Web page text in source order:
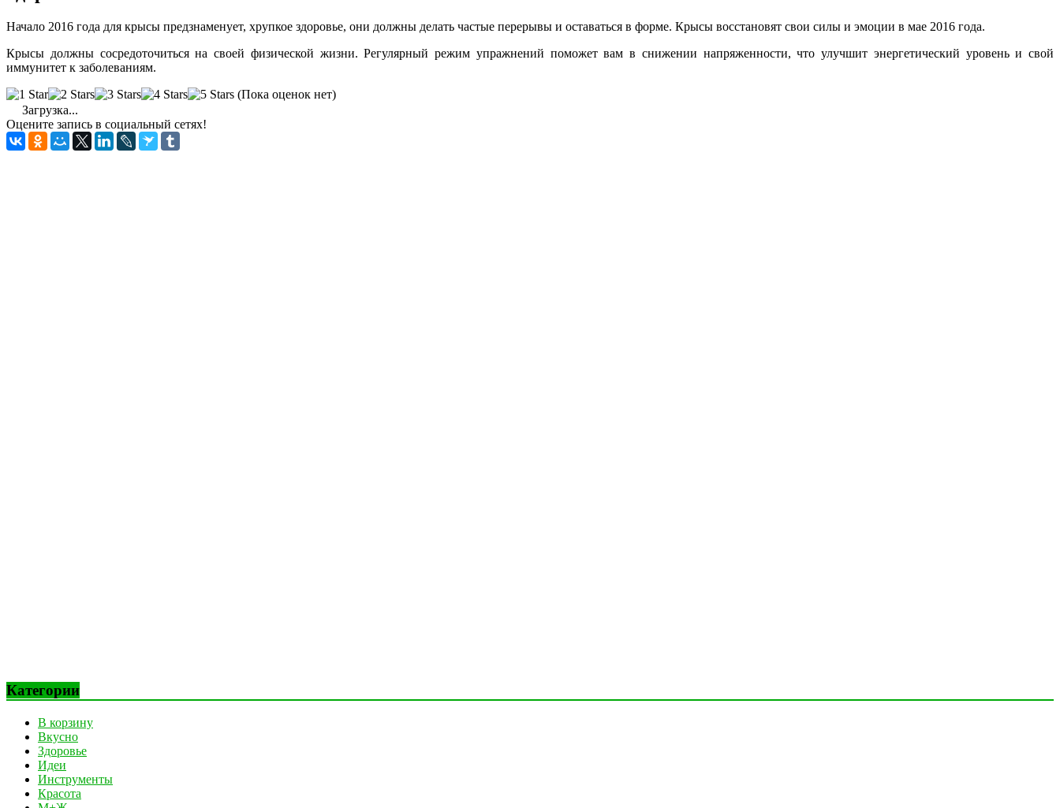
Начало 2016 года для крысы предзнаменует, хрупкое здоровье, они должны делать частые перерывы и оставаться в форме. Крысы восстановят свои силы и эмоции в мае 2016 года.
Крысы должны сосредоточиться на своей физической жизни. Регулярный режим упражнений поможет вам в снижении напряженности, что улучшит энергетический уровень и свой
иммунитет к заболеваниям.
(Пока оценок нет)
Загрузка...
Оцените запись в социальный сетях!
Категории
В корзину
Вкусно
Здоровье
Идеи
Инструменты
Красота